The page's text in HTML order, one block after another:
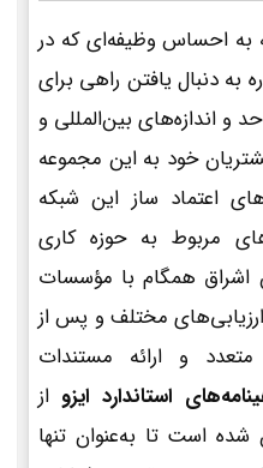
به احساس وظیفه‌ای که در
به دنبال یافتن راهی برای
و اندازه‌های بین‌المللی و
خود به این مجموعه
اعتماد ساز این شبکه
مربوط به حوزه کاری
همگام با مؤسسات
مختلف و پس از
و ارائه مستندات
استاندارد ایزو از
شده است تا به‌عنوان تنها